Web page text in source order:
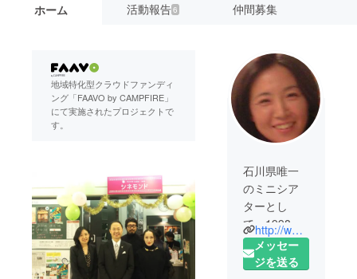
ホーム 活動報告6 仲間募集
地域特化型クラウドファンディ
ング「FAAVO by CAMPFIRE」
にて実施されたプロジェクトで
す。
石川県唯一
のミニシア
ターとし
て、1998年
12月19日に
開館。
http://www.cine-monde.com/
メッセー
ジを送る